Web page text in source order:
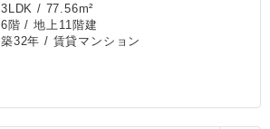
3LDK / 77.56m²
6階 / 地上11階建
築32年 / 賃貸マンション